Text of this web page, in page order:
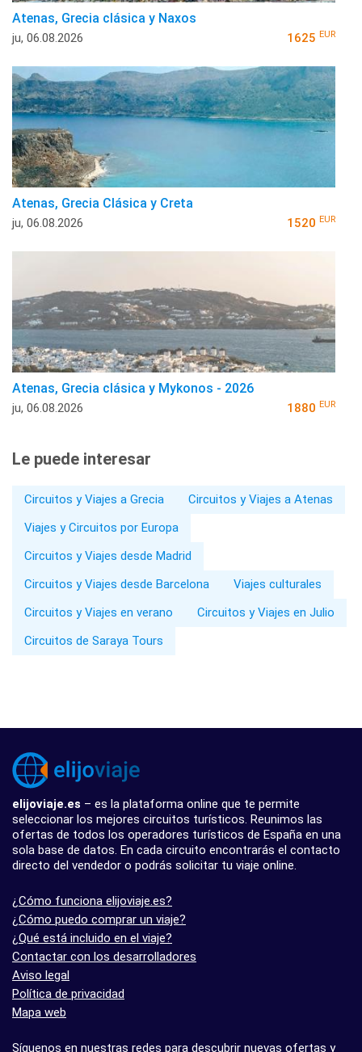
Atenas, Grecia clásica y Naxos
ju, 06.08.2026 1625 EUR
Atenas, Grecia Clásica y Creta
ju, 06.08.2026 1520 EUR
Atenas, Grecia clásica y Mykonos - 2026
ju, 06.08.2026 1880 EUR
Le puede interesar
Circuitos y Viajes a Grecia
Circuitos y Viajes a Atenas
Viajes y Circuitos por Europa
Circuitos y Viajes desde Madrid
Circuitos y Viajes desde Barcelona
Viajes culturales
Circuitos y Viajes en verano
Circuitos y Viajes en Julio
Circuitos de Saraya Tours
elijoviaje.es – es la plataforma online que te permite
seleccionar los mejores circuitos turísticos. Reunimos las
ofertas de todos los operadores turísticos de España en una
sola base de datos. En cada circuito encontrarás el contacto
directo del vendedor o podrás solicitar tu viaje online.
¿Cómo funciona elijoviaje.es?
¿Cómo puedo comprar un viaje?
¿Qué está incluido en el viaje?
Contactar con los desarrolladores
Aviso legal
Política de privacidad
Mapa web
Síguenos en nuestras redes para descubrir nuevas ofertas y